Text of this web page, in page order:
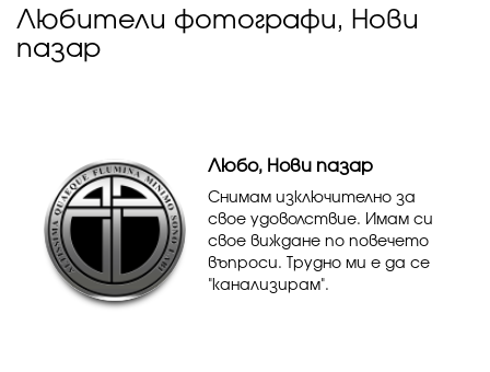
Любители фотографи, Нови
пазар
Любо, Нови пазар
Снимам изключително за
свое удоволствие. Имам си
свое виждане по повечето
въпроси. Трудно ми е да се
"канализирам".